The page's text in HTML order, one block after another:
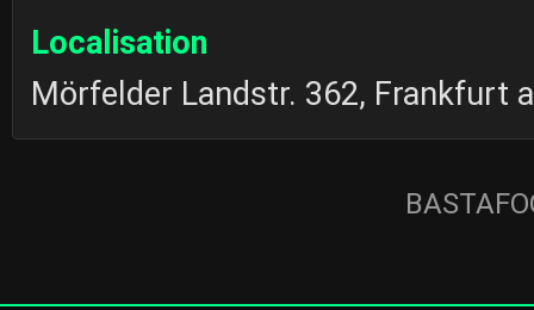
Localisation
Mörfelder Landstr. 362, Frankfurt